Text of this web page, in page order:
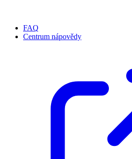
FAQ
Centrum nápovědy